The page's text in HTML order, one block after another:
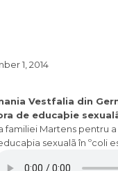
1, 2014
Vestfalia din
de educaþie
familiei Martens pentru
sexualã în ºcoli